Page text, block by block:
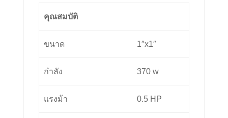
คุณสมบัติ
ขนาด 1″x1″
กำลัง 370 w
แรงม้า 0.5 HP